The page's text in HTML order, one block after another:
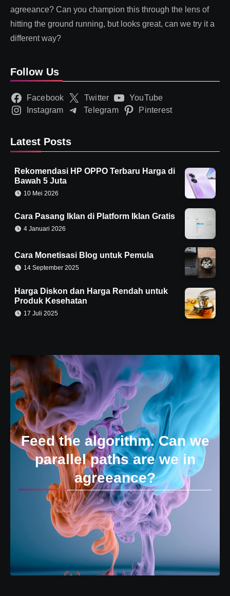
agreeance? Can you champion this through the lens of
hitting the ground running, but looks great, can we try it a
different way?
Follow Us
Facebook Twitter
YouTube
Instagram
Telegram Pinterest
Latest Posts
Rekomendasi HP OPPO Terbaru Harga di
Bawah 5 Juta
10 Mei 2026
Cara Pasang Iklan di Platform Iklan Gratis
4 Januari 2026
Cara Monetisasi Blog untuk Pemula
14 September 2025
Harga Diskon dan Harga Rendah untuk
Produk Kesehatan
17 Juli 2025
Feed the algorithm. Can we
parallel paths are we in
agreeance?